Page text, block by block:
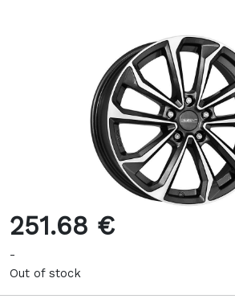
251.68 €
-
Out of stock